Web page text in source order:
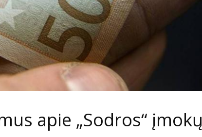
apie „Sodros“ įmokų